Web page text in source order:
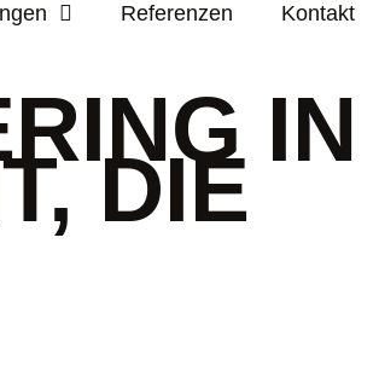
Referenzen Kontakt
IN
DIE